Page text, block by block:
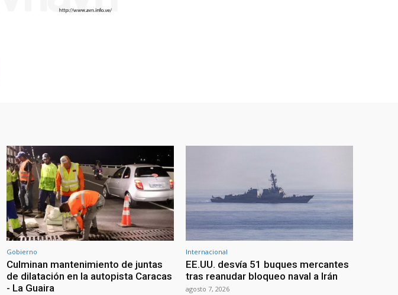
Gobierno
Culminan mantenimiento de juntas
de dilatación en la autopista Caracas
- La Guaira
Internacional
EE.UU. desvía 51 buques mercantes
tras reanudar bloqueo naval a Irán
agosto 7, 2026